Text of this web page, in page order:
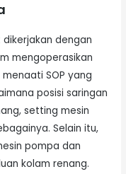
dengan
mengoperasikan
SOP yang
posisi saringan
setting mesin
Selain itu,
pompa dan
kolam renang.